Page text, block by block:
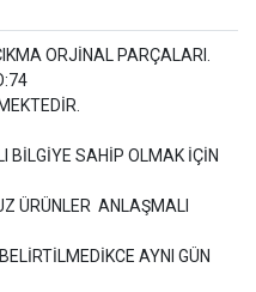
ORJİNAL PARÇALARI.
BİLGİYE SAHİP OLMAK İÇİN
ÜRÜNLER ANLAŞMALI
AYNI GÜN